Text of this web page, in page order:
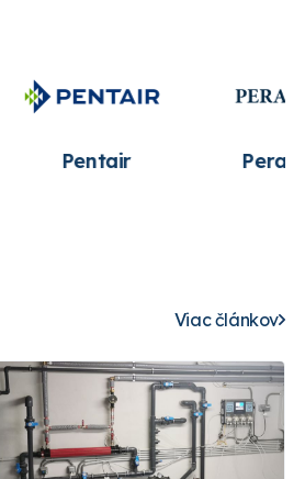
Peraqua Saci Pumps
Viac článkov